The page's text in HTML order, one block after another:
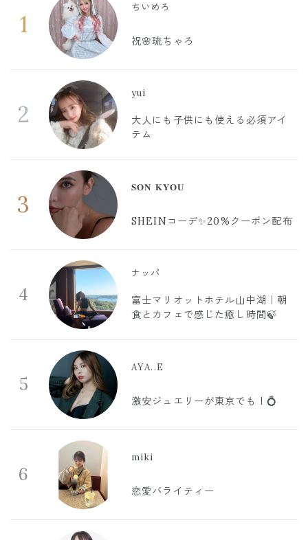
1
ちいめろ
祝🌸琉ちゃろ
2
yui
大人にも子供にも使える必須アイ
テム
3
𝐒𝐎𝐍 𝐊𝐘𝐎𝐔
SHEINコーデ✨20%クーポン配布
4
ナッパ
富士マリオットホテル山中湖｜朝
食とカフェで感じた癒し時間🍃
5
AYA..E
激安ジュエリーが東京でも！💍
6
miki
恋愛バライティー